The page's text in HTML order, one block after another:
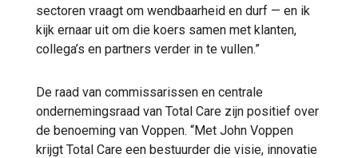
sectoren vraagt om wendbaarheid en durf — en ik
kijk ernaar uit om die koers samen met klanten,
collega’s en partners verder in te vullen.”
De raad van commissarissen en centrale
ondernemingsraad van Total Care zijn positief over
de benoeming van Voppen. “Met John Voppen
krijgt Total Care een bestuurder die visie, innovatie